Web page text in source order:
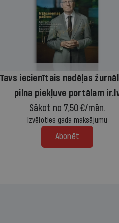
Tavs iecienītais nedēļas
pilna piekļuve portālam
Sākot no 7,50 €/mēn.
Izvēloties gada maksājumu
Abonēt